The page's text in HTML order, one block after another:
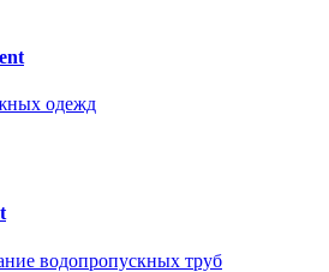
одежд
водопропускных труб